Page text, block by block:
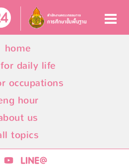
home
daily life
occupations
hour
us
topics